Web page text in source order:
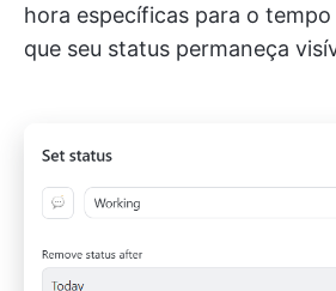
hora específicas para o tempo
que seu status permaneça